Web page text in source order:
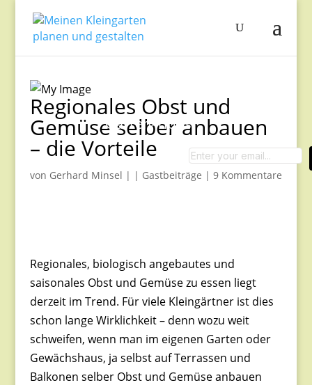
Regionales Obst und
Gemüse selber anbauen
– die Vorteile
von Gerhard Minsel | | Gastbeiträge | 9 Kommentare
Regionales, biologisch angebautes und
saisonales Obst und Gemüse zu essen liegt
derzeit im Trend. Für viele Kleingärtner ist dies
schon lange Wirklichkeit – denn wozu weit
schweifen, wenn man im eigenen Garten oder
Gewächshaus, ja selbst auf Terrassen und
Balkonen selber Obst und Gemüse anbauen
0
Mins
00
Secs
Garten-Tipps